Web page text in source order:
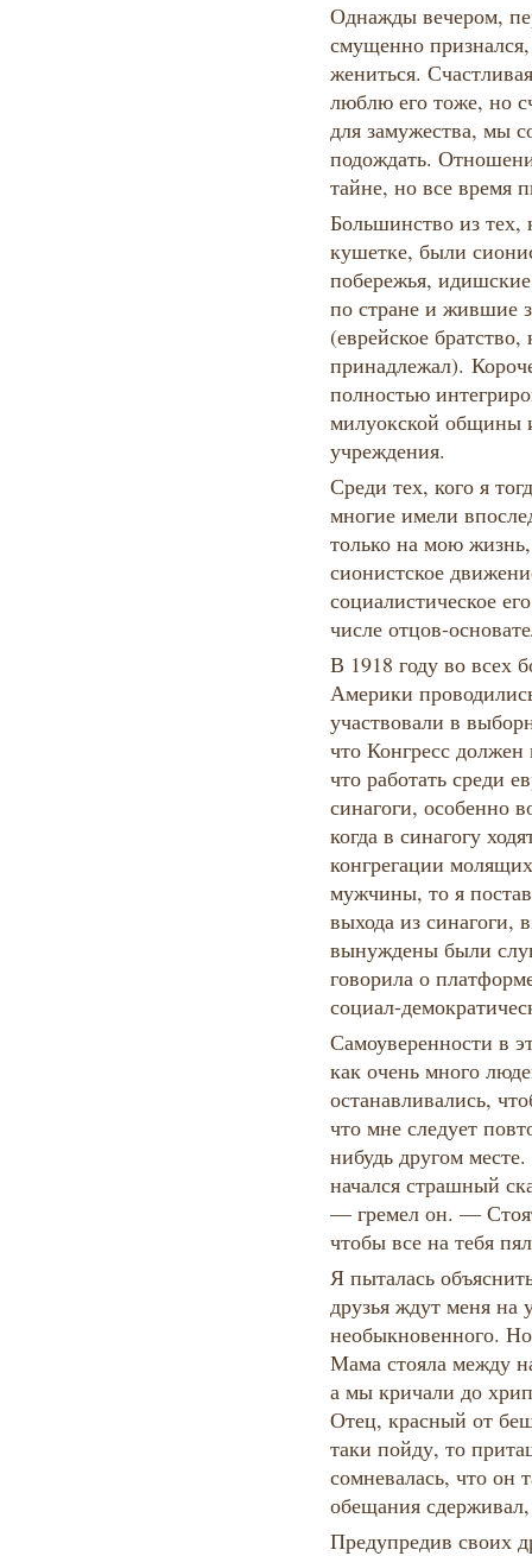
Однажды вечером,
смущенно
жениться.
люблю его тоже, но
для замужества, мы
подождать.
тайне, но все время
Большинство из тех,
кушетке, были
побережья,
по стране и жившие
(еврейское
принадлежал).
полностью
милуокской общины
учреждения.
Среди тех, кого я
многие имели
только на мою
сионистское
социалистическое
числе отцов-
В 1918 году во всех
Америки
участвовали в
что Конгресс
что работать среди
синагоги, особенно
когда в синагогу
конгрегации
мужчины, то я
выхода из синагоги,
вынуждены были
говорила о
социал-
Самоуверенности в
как очень много
останавливались,
что мне следует
нибудь другом
начался страшный
— гремел он. —
чтобы все на тебя
Я пыталась
друзья ждут меня на
необыкновенного.
Мама стояла между
а мы кричали до
Отец, красный от
таки пойду, то
сомневалась, что он
обещания
Предупредив своих